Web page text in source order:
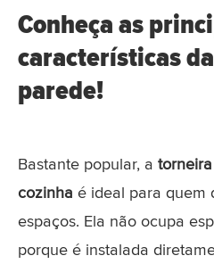
Conheça as
características
parede!
Bastante popular, a
cozinha é ideal para quem
espaços. Ela não ocupa
porque é instalada